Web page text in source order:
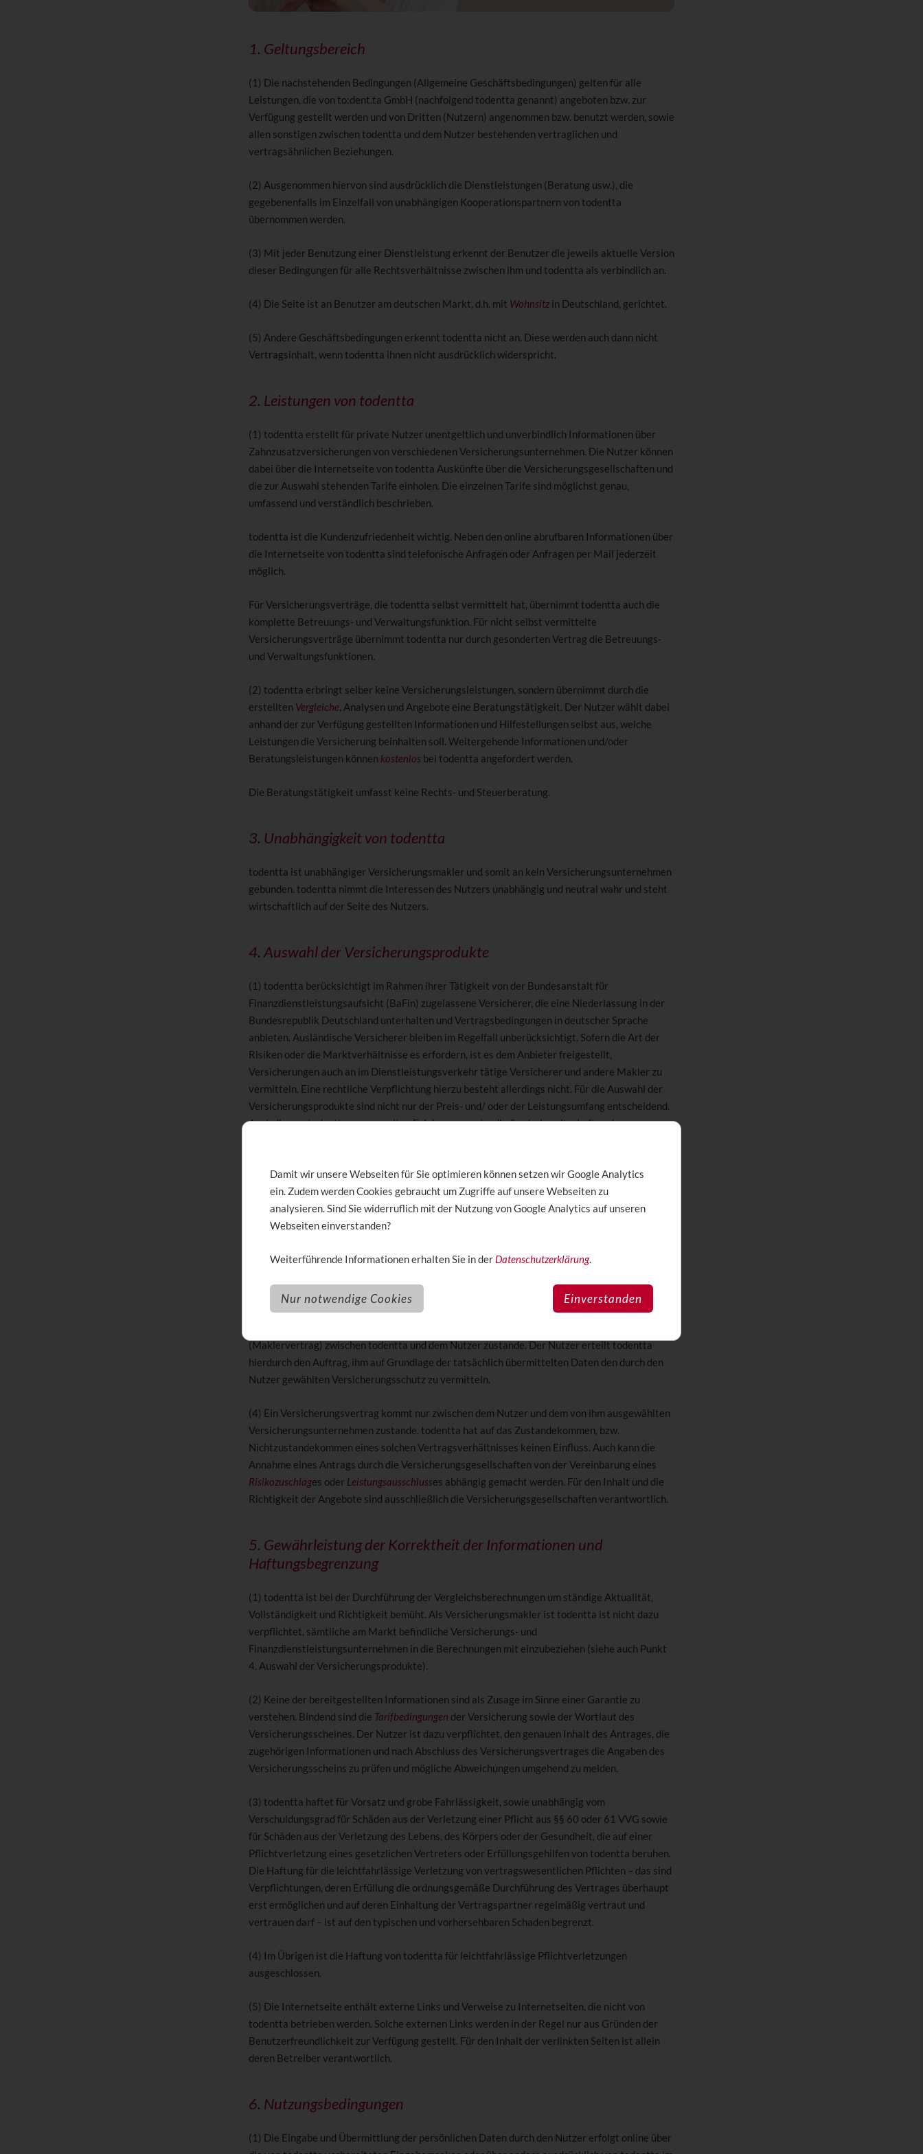
1. Geltungsbereich
(1) Die nachstehenden Bedingungen (Allgemeine Geschäftsbedingungen) gelten für alle
Leistungen, die von to:dent.ta GmbH (nachfolgend todentta genannt) angeboten bzw. zur
Verfügung gestellt werden und von Dritten (Nutzern) angenommen bzw. benutzt werden, sowie
allen sonstigen zwischen todentta und dem Nutzer bestehenden vertraglichen und
vertragsähnlichen Beziehungen.
(2) Ausgenommen hiervon sind ausdrücklich die Dienstleistungen (Beratung usw.), die
gegebenenfalls im Einzelfall von unabhängigen Kooperationspartnern von todentta
übernommen werden.
(3) Mit jeder Benutzung einer Dienstleistung erkennt der Benutzer die jeweils aktuelle Version
dieser Bedingungen für alle Rechtsverhältnisse zwischen ihm und todentta als verbindlich an.
(4) Die Seite ist an Benutzer am deutschen Markt, d.h. mit Wohnsitz in Deutschland, gerichtet.
(5) Andere Geschäftsbedingungen erkennt todentta nicht an. Diese werden auch dann nicht
Vertragsinhalt, wenn todentta ihnen nicht ausdrücklich widerspricht.
2. Leistungen von todentta
(1) todentta erstellt für private Nutzer unentgeltlich und unverbindlich Informationen über
Zahnzusatzversicherungen von verschiedenen Versicherungsunternehmen. Die Nutzer können
dabei über die Internetseite von todentta Auskünfte über die Versicherungsgesellschaften und
die zur Auswahl stehenden Tarife einholen. Die einzelnen Tarife sind möglichst genau,
umfassend und verständlich beschrieben.
todentta ist die Kundenzufriedenheit wichtig. Neben den online abrufbaren Informationen über
die Internetseite von todentta sind telefonische Anfragen oder Anfragen per Mail jederzeit
möglich.
Für Versicherungsverträge, die todentta selbst vermittelt hat, übernimmt todentta auch die
komplette Betreuungs- und Verwaltungsfunktion. Für nicht selbst vermittelte
Versicherungsverträge übernimmt todentta nur durch gesonderten Vertrag die Betreuungs-
und Verwaltungsfunktionen.
(2) todentta erbringt selber keine Versicherungsleistungen, sondern übernimmt durch die
erstellten Vergleiche, Analysen und Angebote eine Beratungstätigkeit. Der Nutzer wählt dabei
anhand der zur Verfügung gestellten Informationen und Hilfestellungen selbst aus, welche
Leistungen die Versicherung beinhalten soll. Weitergehende Informationen und/oder
Beratungsleistungen können kostenlos bei todentta angefordert werden.
Die Beratungstätigkeit umfasst keine Rechts- und Steuerberatung.
3. Unabhängigkeit von todentta
todentta ist unabhängiger Versicherungsmakler und somit an kein Versicherungsunternehmen
gebunden. todentta nimmt die Interessen des Nutzers unabhängig und neutral wahr und steht
wirtschaftlich auf der Seite des Nutzers.
4. Auswahl der Versicherungsprodukte
(1) todentta berücksichtigt im Rahmen ihrer Tätigkeit von der Bundesanstalt für
Finanzdienstleistungsaufsicht (BaFin) zugelassene Versicherer, die eine Niederlassung in der
Bundesrepublik Deutschland unterhalten und Vertragsbedingungen in deutscher Sprache
anbieten. Ausländische Versicherer bleiben im Regelfall unberücksichtigt. Sofern die Art der
Risiken oder die Marktverhältnisse es erfordern, ist es dem Anbieter freigestellt,
Versicherungen auch an im Dienstleistungsverkehr tätige Versicherer und andere Makler zu
vermitteln. Eine rechtliche Verpflichtung hierzu besteht allerdings nicht. Für die Auswahl der
Versicherungsprodukte sind nicht nur der Preis- und/ oder der Leistungsumfang entscheidend.
Auch die von todentta gesammelten Erfahrungswerte, dieServicebereitschaft und
(2) Auf der Grundlage der in den Vergleichen oder Angebotsanforderungen gemachten
Angaben bietet todentta die Beschaffung des passendenVersicherungsschutz es an.
Grundsätzlich geschieht dies auf Basis einer objektiven und ausgewogenen Marktbetrachtung.
angebotenen Vergleichen werden Versicherungstarife aufgeführt, die definierte
(3) Durch vollständige Eingabe der von todentta im Rahmen des Buchungsprozesses (online
(Maklervertrag) zwischen todentta und dem Nutzer zustande. Der Nutzer erteilt todentta
hierdurch den Auftrag, ihm auf Grundlage der tatsächlich übermittelten Daten den durch den
Nutzer gewählten Versicherungsschutz zu vermitteln.
(4) Ein Versicherungsvertrag kommt nur zwischen dem Nutzer und dem von ihm ausgewählten
Versicherungsunternehmen zustande. todentta hat auf das Zustandekommen, bzw.
Nichtzustandekommen eines solchen Vertragsverhältnisses keinen Einfluss. Auch kann die
Annahme eines Antrags durch die Versicherungsgesellschaften von der Vereinbarung eines
Risikozuschlages oder Leistungsausschlusses abhängig gemacht werden. Für den Inhalt und die
Richtigkeit der Angebote sind ausschließlich die Versicherungsgesellschaften verantwortlich.
5. Gewährleistung der Korrektheit der Informationen und
Haftungsbegrenzung
(1) todentta ist bei der Durchführung der Vergleichsberechnungen um ständige Aktualität,
Vollständigkeit und Richtigkeit bemüht. Als Versicherungsmakler ist todentta ist nicht dazu
verpflichtet, sämtliche am Markt befindliche Versicherungs- und
Finanzdienstleistungsunternehmen in die Berechnungen mit einzubeziehen (siehe auch Punkt
4. Auswahl der Versicherungsprodukte).
(2) Keine der bereitgestellten Informationen sind als Zusage im Sinne einer Garantie zu
verstehen. Bindend sind die Tarifbedingungen der Versicherung sowie der Wortlaut des
Versicherungsscheines. Der Nutzer ist dazu verpflichtet, den genauen Inhalt des Antrages, die
zugehörigen Informationen und nach Abschluss des Versicherungsvertrages die Angaben des
Versicherungsscheins zu prüfen und mögliche Abweichungen umgehend zu melden.
(3) todentta haftet für Vorsatz und grobe Fahrlässigkeit, sowie unabhängig vom
Verschuldungsgrad für Schäden aus der Verletzung einer Pflicht aus §§ 60 oder 61 VVG sowie
für Schäden aus der Verletzung des Lebens, des Körpers oder der Gesundheit, die auf einer
Pflichtverletzung eines gesetzlichen Vertreters oder Erfüllungsgehilfen von todentta beruhen.
Die Haftung für die leichtfahrlässige Verletzung von vertragswesentlichen Pflichten – das sind
Verpflichtungen, deren Erfüllung die ordnungsgemäße Durchführung des Vertrages überhaupt
erst ermöglichen und auf deren Einhaltung der Vertragspartner regelmäßig vertraut und
vertrauen darf – ist auf den typischen und vorhersehbaren Schaden begrenzt.
(4) Im Übrigen ist die Haftung von todentta für leichtfahrlässige Pflichtverletzungen
ausgeschlossen.
(5) Die Internetseite enthält externe Links und Verweise zu Internetseiten, die nicht von
todentta betrieben werden. Solche externen Links werden in der Regel nur aus Gründen der
Benutzerfreundlichkeit zur Verfügung gestellt. Für den Inhalt der verlinkten Seiten ist allein
deren Betreiber verantwortlich.
6. Nutzungsbedingungen
(1) Die Eingabe und Übermittlung der persönlichen Daten durch den Nutzer erfolgt online über
Damit wir unsere Webseiten für Sie optimieren können setzen wir Google Analytics
ein. Zudem werden Cookies gebraucht um Zugriffe auf unsere Webseiten zu
analysieren. Sind Sie widerruflich mit der Nutzung von Google Analytics auf unseren
Webseiten einverstanden?
Weiterführende Informationen erhalten Sie in der Datenschutzerklärung.
Nur notwendige Cookies Einverstanden